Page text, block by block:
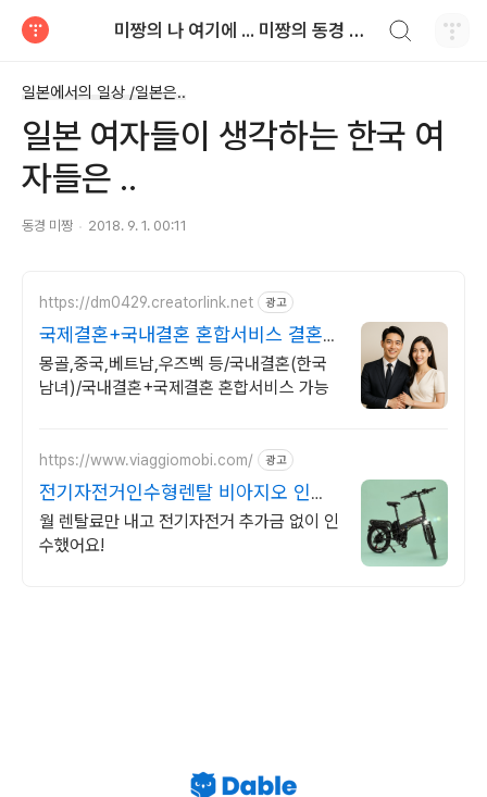
미짱의 나 여기에 ... 미짱의 동경 생활
일본에서의 일상 /일본은..
일본 여자들이 생각하는 한국 여
자들은 ..
동경 미짱 2018. 9. 1. 00:11
https://dm0429.creatorlink.net 광고
국제결혼+국내결혼 혼합서비스 결혼
되실때까지 서비스진행
몽골,중국,베트남,우즈벡 등/국내결혼(한국
남녀)/국내결혼+국제결혼 혼합서비스 가능
https://www.viaggiomobi.com/ 광고
전기자전거인수형렌탈 비아지오 인수
형 렌탈,완납시 내자전거
월 렌탈료만 내고 전기자전거 추가금 없이 인
수했어요!